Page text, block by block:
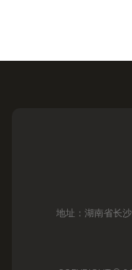
地址：湖南省长